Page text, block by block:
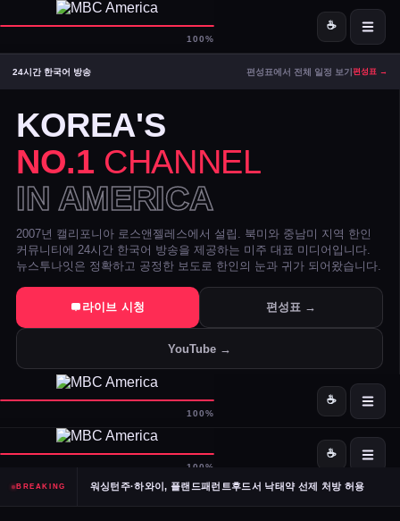
100%
☕
KOREA'S
NO.1 CHANNEL
IN AMERICA
2007년 캘리포니아 로스앤젤레스에서 설립. 북미와 중남미 지역 한인
커뮤니티에 24시간 한국어 방송을 제공하는 미주 대표 미디어입니다.
뉴스투나잇은 정확하고 공정한 보도로 한인의 눈과 귀가 되어왔습니다.
라이브 시청 편성표 →
YouTube →
MBC America
ON AIR — LIVE 08:57
24시간 한국어 방송 편성표에서 전체 일정 보기 편성표 →
BREAKING
트럼프 DOJ 반무기화 기금 — 1·6 폭동 피고인들 감옥에서 배상금으
美 시카고·신시내티 등 10개 도시 시장, 유럽과 민주주의 수호 협약
전직 검사 연방 기소 — 잭 스미스 보고서 개인 이메일로 유출 혐의
SpaceX·OpenAI, IPO 계획 공식 확인… 시장 기대감 고조
Meta, 전체 인력 10% 감원 후 수천 명을 AI 사업부로 재배치
워싱턴주·하와이, 플랜드패런트후드서 낙태약 선제 처방 허용